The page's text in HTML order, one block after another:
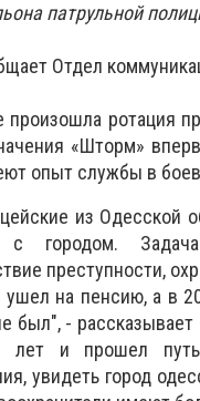
патрульной
Отдел
произошла ротация
«Шторм»
опыт службы в
из Одесской
с городом.
преступности,
ушел на пенсию, а в
был", -
лет и прошел
увидеть город